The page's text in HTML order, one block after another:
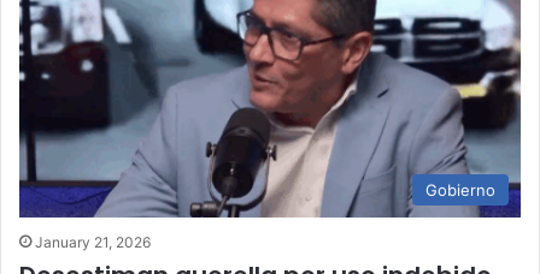
Gobierno
January 21, 2026